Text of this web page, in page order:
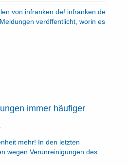
von infranken.de! infranken.de
veröffentlicht, worin es
immer häufiger
mehr! In den letzten
wegen Verunreinigungen des